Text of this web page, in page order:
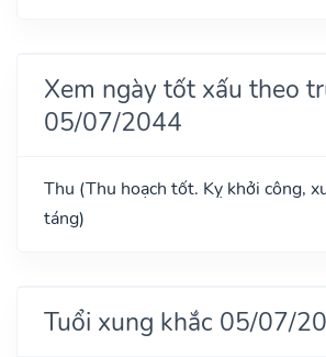
Xem ngày tốt xấu theo
05/07/2044
Thu (Thu hoạch tốt. Kỵ khởi công,
táng)
Tuổi xung khắc 05/07/